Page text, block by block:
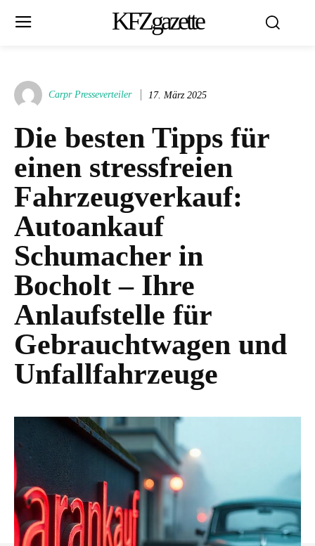
KFZgazette
Carpr Presseverteiler 17. März 2025
Die besten Tipps für
einen stressfreien
Fahrzeugverkauf:
Autoankauf
Schumacher in
Bocholt – Ihre
Anlaufstelle für
Gebrauchtwagen und
Unfallfahrzeuge